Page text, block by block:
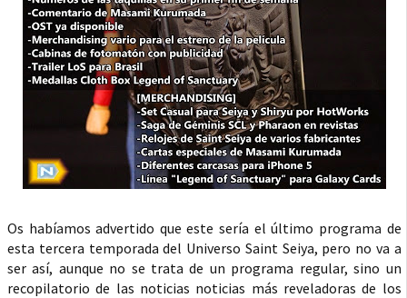
Os habíamos advertido que este sería el último programa de
esta tercera temporada del Universo Saint Seiya, pero no va a
ser así, aunque no se trata de un programa regular, sino un
recopilatorio de las noticias noticias más reveladoras de los